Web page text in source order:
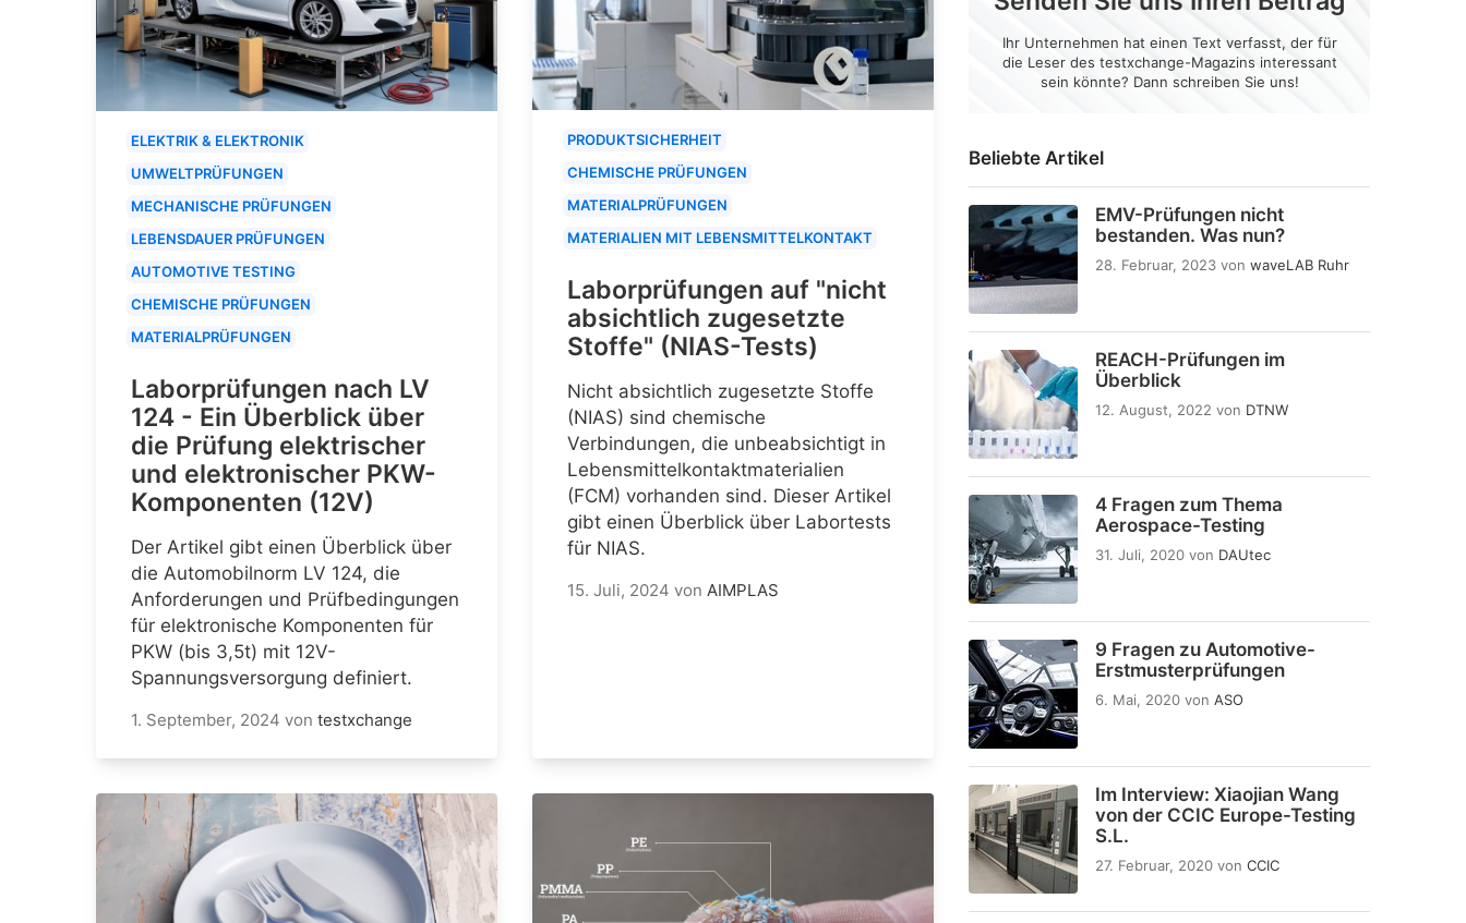
Beliebte Artikel
EMV-Prüfungen nicht
bestanden. Was nun?
28. Februar, 2023 von waveLAB Ruhr
REACH-Prüfungen im
Überblick
12. August, 2022 von DTNW
4 Fragen zum Thema
Aerospace-Testing
31. Juli, 2020 von DAUtec
9 Fragen zu Automotive-
Erstmusterprüfungen
6. Mai, 2020 von ASO
Im Interview: Xiaojian Wang
von der CCIC Europe-Testing
S.L.
27. Februar, 2020 von CCIC
Ihr Unternehmen hat einen Text verfasst, der für
die Leser des testxchange-Magazins interessant
sein könnte? Dann schreiben Sie uns!
ELEKTRIK & ELEKTRONIK
UMWELTPRÜFUNGEN
MECHANISCHE PRÜFUNGEN
LEBENSDAUER PRÜFUNGEN
AUTOMOTIVE TESTING
CHEMISCHE PRÜFUNGEN
MATERIALPRÜFUNGEN
Laborprüfungen nach LV
124 - Ein Überblick über
die Prüfung elektrischer
und elektronischer PKW-
Komponenten (12V)
Der Artikel gibt einen Überblick über
die Automobilnorm LV 124, die
Anforderungen und Prüfbedingungen
für elektronische Komponenten für
PKW (bis 3,5t) mit 12V-
Spannungsversorgung definiert.
1. September, 2024 von testxchange
PRODUKTSICHERHEIT
CHEMISCHE PRÜFUNGEN
MATERIALPRÜFUNGEN
MATERIALIEN MIT LEBENSMITTELKONTAKT
Laborprüfungen auf "nicht
absichtlich zugesetzte
Stoffe" (NIAS-Tests)
Nicht absichtlich zugesetzte Stoffe
(NIAS) sind chemische
Verbindungen, die unbeabsichtigt in
Lebensmittelkontaktmaterialien
(FCM) vorhanden sind. Dieser Artikel
gibt einen Überblick über Labortests
für NIAS.
15. Juli, 2024 von AIMPLAS